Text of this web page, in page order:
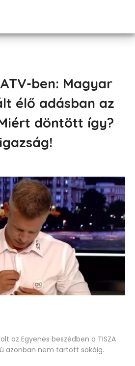
ben: Magyar
élő adásban az
döntött így?
az Egyenes beszédben a TISZA
azonban nem tartott sokáig.